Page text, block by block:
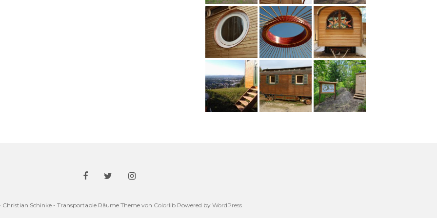
Christian Schinke - Transportable Räume Theme von ColorlibPowered by WordPress